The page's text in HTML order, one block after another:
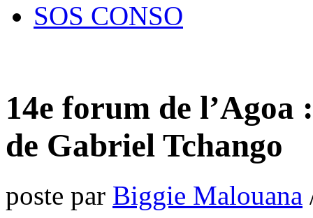
SOS CONSO
14e forum de l’Agoa
de Gabriel Tchango
poste par Biggie Malouana